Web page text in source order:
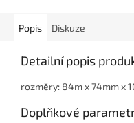
Popis Diskuze
Detailní popis
rozměry: 84m x 74mm x
Doplňkové